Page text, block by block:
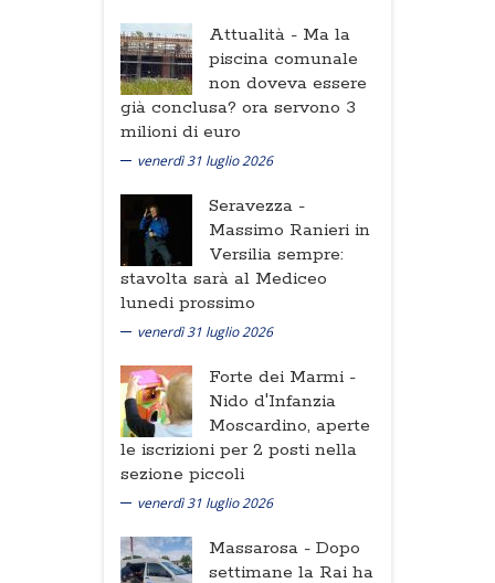
Attualità - Ma la
piscina comunale
non doveva essere
già conclusa? ora servono 3
milioni di euro
venerdì 31 luglio 2026
Seravezza -
Massimo Ranieri in
Versilia sempre:
stavolta sarà al Mediceo
lunedi prossimo
venerdì 31 luglio 2026
Forte dei Marmi -
Nido d'Infanzia
Moscardino, aperte
le iscrizioni per 2 posti nella
sezione piccoli
venerdì 31 luglio 2026
Massarosa - Dopo
settimane la Rai ha